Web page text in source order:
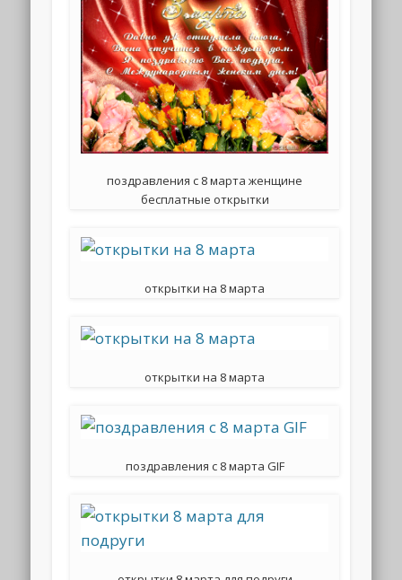
поздравления с 8 марта женщине
бесплатные открытки
открытки на 8 марта
открытки на 8 марта
поздравления с 8 марта GIF